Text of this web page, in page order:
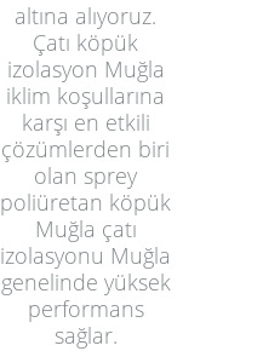
altına alıyoruz.
Çatı köpük
izolasyon Muğla
iklim koşullarına
karşı en etkili
çözümlerden biri
olan sprey
poliüretan köpük
Muğla çatı
izolasyonu Muğla
genelinde yüksek
performans
sağlar.